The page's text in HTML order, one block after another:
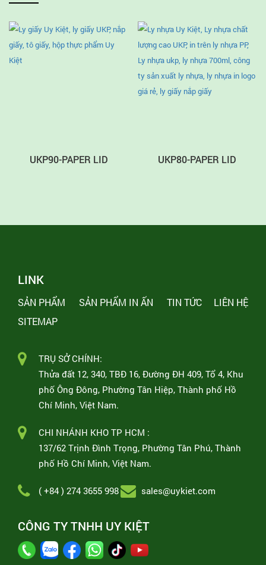
UKP90-PAPER LID UKP80-PAPER LID
LINK
SẢN PHẨM SẢN PHẨM IN ẤN TIN TỨC
LIÊN HỆ
SITEMAP
TRỤ SỞ CHÍNH:
Thửa đất 12, 340, TBĐ 16, Đường ĐH 409, Tổ 4, Khu
phố Ông Đông, Phường Tân Hiệp, Thành phố Hồ
Chí Minh, Việt Nam.
CHI NHÁNH KHO TP HCM :
137/62 Trịnh Đình Trọng, Phường Tân Phú, Thành
phố Hồ Chí Minh, Việt Nam.
( +84 ) 274 3655 998 sales@uykiet.com
CÔNG TY TNHH UY KIỆT